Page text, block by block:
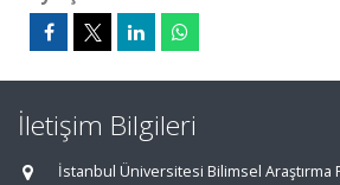
İletişim Bilgileri
İstanbul Üniversitesi Bilimsel